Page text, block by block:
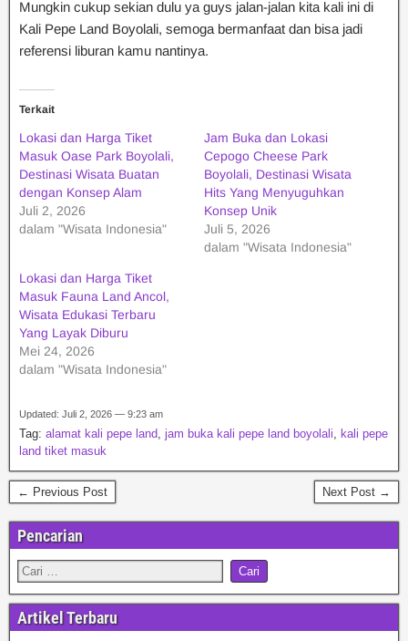
Mungkin cukup sekian dulu ya guys jalan-jalan kita kali ini di
Kali Pepe Land Boyolali, semoga bermanfaat dan bisa jadi
referensi liburan kamu nantinya.
Terkait
Lokasi dan Harga Tiket
Masuk Oase Park Boyolali,
Destinasi Wisata Buatan
dengan Konsep Alam
Juli 2, 2026
dalam "Wisata Indonesia"
Jam Buka dan Lokasi
Cepogo Cheese Park
Boyolali, Destinasi Wisata
Hits Yang Menyuguhkan
Konsep Unik
Juli 5, 2026
dalam "Wisata Indonesia"
Lokasi dan Harga Tiket
Masuk Fauna Land Ancol,
Wisata Edukasi Terbaru
Yang Layak Diburu
Mei 24, 2026
dalam "Wisata Indonesia"
Updated: Juli 2, 2026 — 9:23 am
Tag: alamat kali pepe land, jam buka kali pepe land boyolali, kali pepe
land tiket masuk
← Previous Post Next Post →
Pencarian
Artikel Terbaru